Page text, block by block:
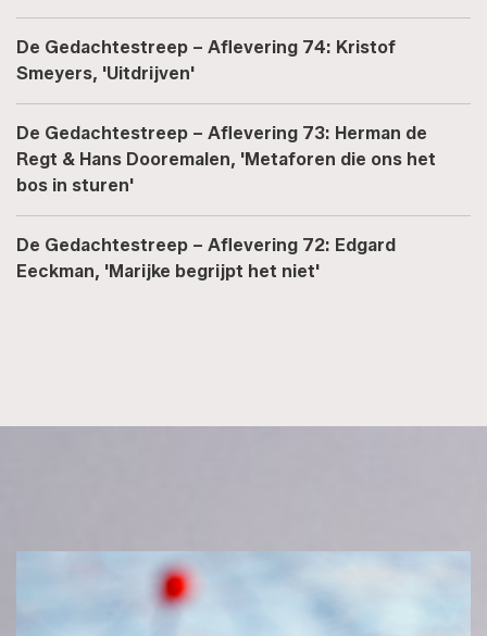
De Gedachtestreep – Aflevering 74: Kristof
Smeyers, 'Uitdrijven'
De Gedachtestreep – Aflevering 73: Herman de
Regt & Hans Dooremalen, 'Metaforen die ons het
bos in sturen'
De Gedachtestreep – Aflevering 72: Edgard
Eeckman, 'Marijke begrijpt het niet'